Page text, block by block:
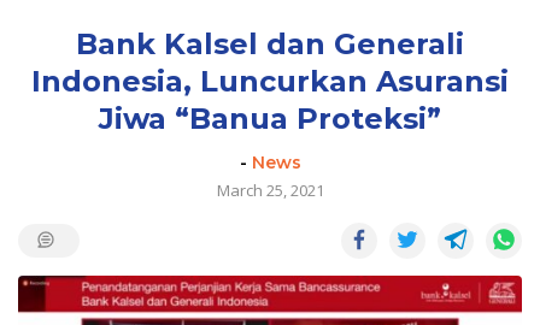
Bank Kalsel dan Generali
Indonesia, Luncurkan Asuransi
Jiwa “Banua Proteksi”
- News
March 25, 2021